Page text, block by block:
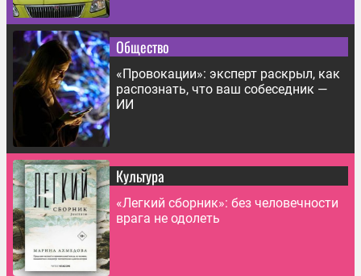
Общество
«Провокации»: эксперт раскрыл, как
распознать, что ваш собеседник —
ИИ
Культура
«Легкий сборник»: без человечности
врага не одолеть